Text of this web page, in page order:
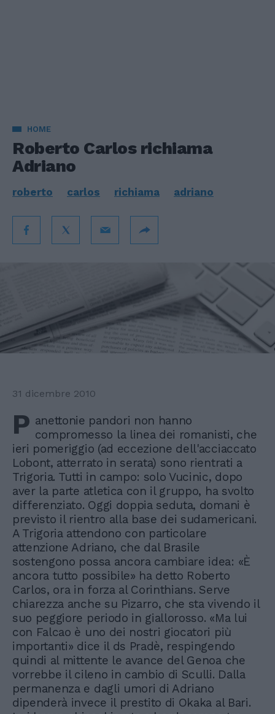
HOME
Roberto Carlos richiama
Adriano
roberto carlos richiama adriano
31 dicembre 2010
P anettonie pandori non hanno
compromesso la linea dei romanisti, che
ieri pomeriggio (ad eccezione dell'acciaccato
Lobont, atterrato in serata) sono rientrati a
Trigoria. Tutti in campo: solo Vucinic, dopo
aver la parte atletica con il gruppo, ha svolto
differenziato. Oggi doppia seduta, domani è
previsto il rientro alla base dei sudamericani.
A Trigoria attendono con particolare
attenzione Adriano, che dal Brasile
sostengono possa ancora cambiare idea: «È
ancora tutto possibile» ha detto Roberto
Carlos, ora in forza al Corinthians. Serve
chiarezza anche su Pizarro, che sta vivendo il
suo peggiore periodo in giallorosso. «Ma lui
con Falcao è uno dei nostri giocatori più
importanti» dice il ds Pradè, respingendo
quindi al mittente le avance del Genoa che
vorrebbe il cileno in cambio di Sculli. Dalla
permanenza e dagli umori di Adriano
dipenderà invece il prestito di Okaka al Bari.